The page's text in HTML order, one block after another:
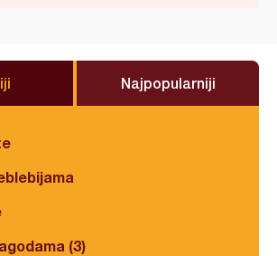
Najpopularniji
(3)